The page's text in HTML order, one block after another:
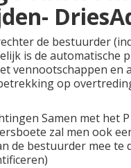
de bestuurder
is de automatische
vennootschappen
op
Samen met het
zal men ook
de bestuurder mee te